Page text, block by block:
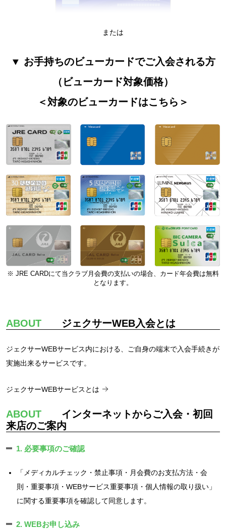
または
▼ お手持ちのビューカードでご入会される方
（ビューカード対象価格）
＜対象のビューカードはこちら＞
※ JRE CARDにて当クラブ月会費の支払いの場合、カード年会費は無料
となります。
ABOUT ジェクサーWEB入会とは
ジェクサーWEBサービス内における、ご自身の端末で入会手続きが
実施出来るサービスです。
ジェクサーWEBサービスとは
ABOUT インターネットからご入会・初回
来店のご案内
1. 必要事項のご確認
「メディカルチェック・禁止事項・月会費のお支払方法・会
則・重要事項・WEBサービス重要事項・個人情報の取り扱い」
に関する重要事項を確認して同意します。
2. WEBお申し込み